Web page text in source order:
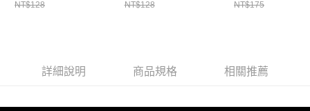
Kitty&布丁狗 各1入)
NT$128
Kitty&布丁狗 各1入)
NT$128
丁狗 各1入)
NT$175
詳細說明 商品規格 相關推薦